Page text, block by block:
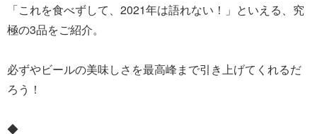
「これを食べずして、2021年は語れない！」といえる、究
極の3品をご紹介。
必ずやビールの美味しさを最高峰まで引き上げてくれるだ
ろう！
◆